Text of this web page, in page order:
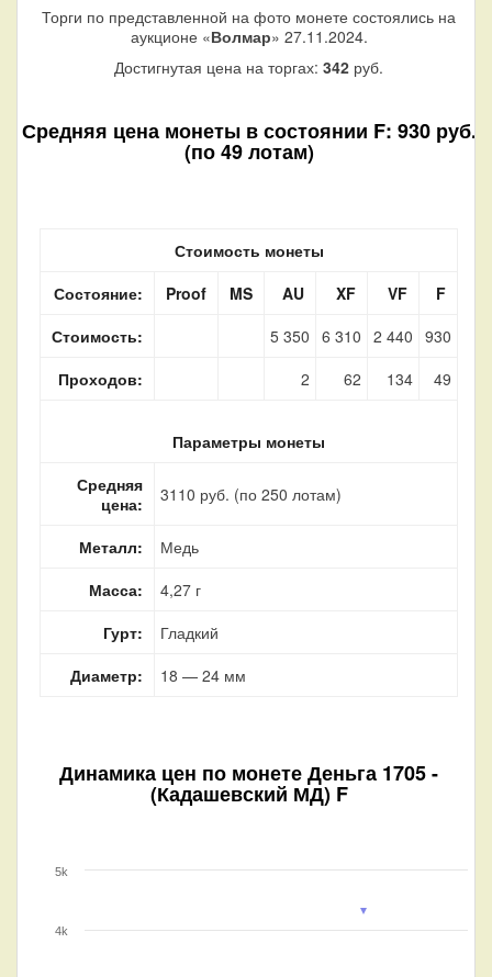
Торги по представленной на фото монете состоялись на
аукционе «Волмар» 27.11.2024.
Достигнутая цена на торгах: 342 руб.
Средняя цена монеты в состоянии F: 930 руб.
(по 49 лотам)
Стоимость монеты
Состояние:
Proof MS AU XF VF
F
Стоимость:
5 350 6 310 2 440 930
Проходов:
2 62 134 49
Параметры монеты
Средняя
цена:
3110 руб. (по 250 лотам)
Металл:
Медь
Масса:
4,27 г
Гурт:
Гладкий
Диаметр:
18 — 24 мм
Динамика цен по монетеДеньга 1705 -
(Кадашевский МД) F
4k
5k